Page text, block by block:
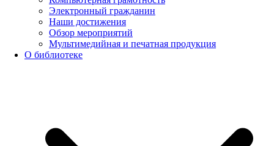
Электронный гражданин
Наши достижения
Обзор мероприятий
Мультимедийная и печатная продукция
О библиотеке